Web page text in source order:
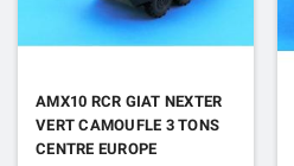
AMX10 RCR GIAT NEXTER
VERT CAMOUFLE 3 TONS
CENTRE EUROPE